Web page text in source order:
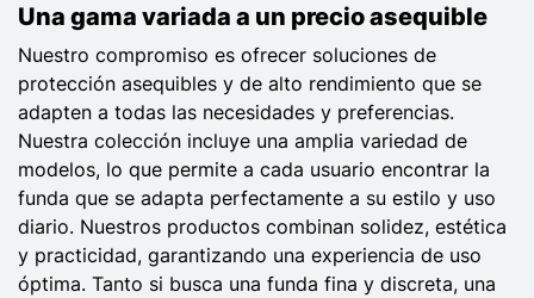
Una gama variada a un precio asequible
Nuestro compromiso es ofrecer soluciones de
protección asequibles y de alto rendimiento que se
adapten a todas las necesidades y preferencias.
Nuestra colección incluye una amplia variedad de
modelos, lo que permite a cada usuario encontrar la
funda que se adapta perfectamente a su estilo y uso
diario. Nuestros productos combinan solidez, estética
y practicidad, garantizando una experiencia de uso
óptima. Tanto si busca una funda fina y discreta, una